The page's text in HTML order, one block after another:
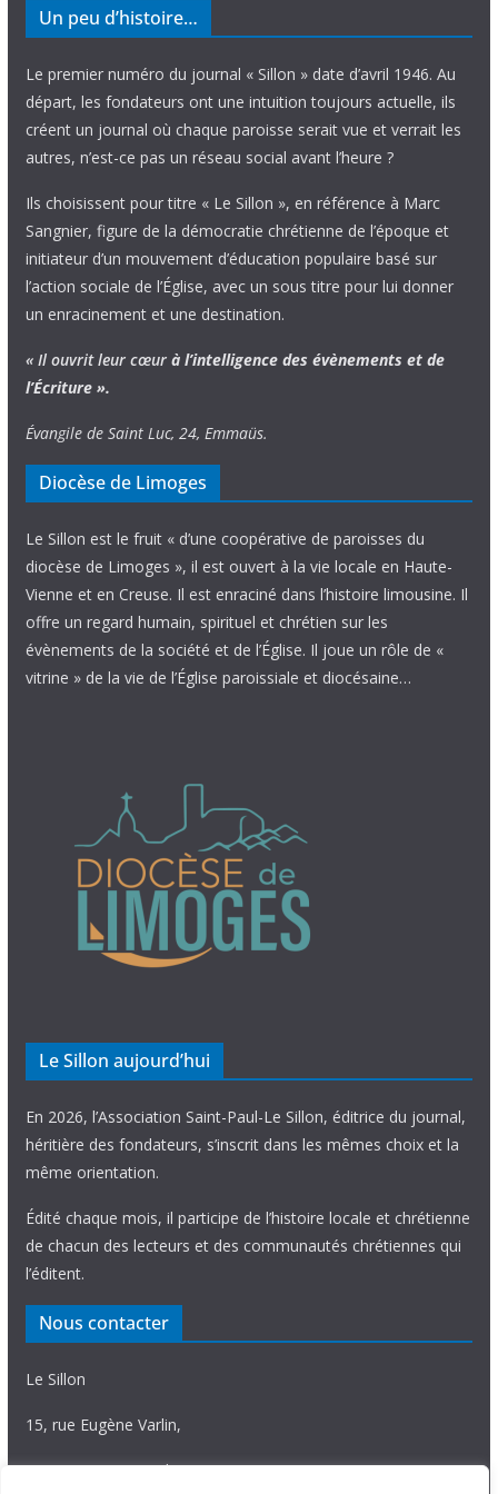
Un peu d’histoire…
Le premier numéro du journal « Sillon » date d’avril 1946. Au
départ, les fondateurs ont une intuition toujours actuelle, ils
créent un journal où chaque paroisse serait vue et verrait les
autres, n’est-ce pas un réseau social avant l’heure ?
Ils choisissent pour titre « Le Sillon », en référence à Marc
Sangnier, figure de la démocratie chrétienne de l’époque et
initiateur d’un mouvement d’éducation populaire basé sur
l’action sociale de l’Église, avec un sous titre pour lui donner
un enracinement et une destination.
« Il ouvrit leur cœur à l’intelligence des évènements et de
l’Écriture ».
Évangile de Saint Luc, 24, Emmaüs.
Diocèse de Limoges
Le Sillon est le fruit « d’une coopérative de paroisses du
diocèse de Limoges », il est ouvert à la vie locale en Haute-
Vienne et en Creuse. Il est enraciné dans l’histoire limousine. Il
offre un regard humain, spirituel et chrétien sur les
évènements de la société et de l’Église. Il joue un rôle de «
vitrine » de la vie de l’Église paroissiale et diocésaine…
Le Sillon aujourd’hui
En 2026, l’Association Saint-Paul-Le Sillon, éditrice du journal,
héritière des fondateurs, s’inscrit dans les mêmes choix et la
même orientation.
Édité chaque mois, il participe de l’histoire locale et chrétienne
de chacun des lecteurs et des communautés chrétiennes qui
l’éditent.
Nous contacter
Le Sillon
15, rue Eugène Varlin,
87036 Limoges Cedex.